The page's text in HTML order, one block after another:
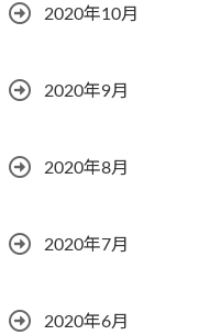
2020年10月
2020年9月
2020年8月
2020年7月
2020年6月